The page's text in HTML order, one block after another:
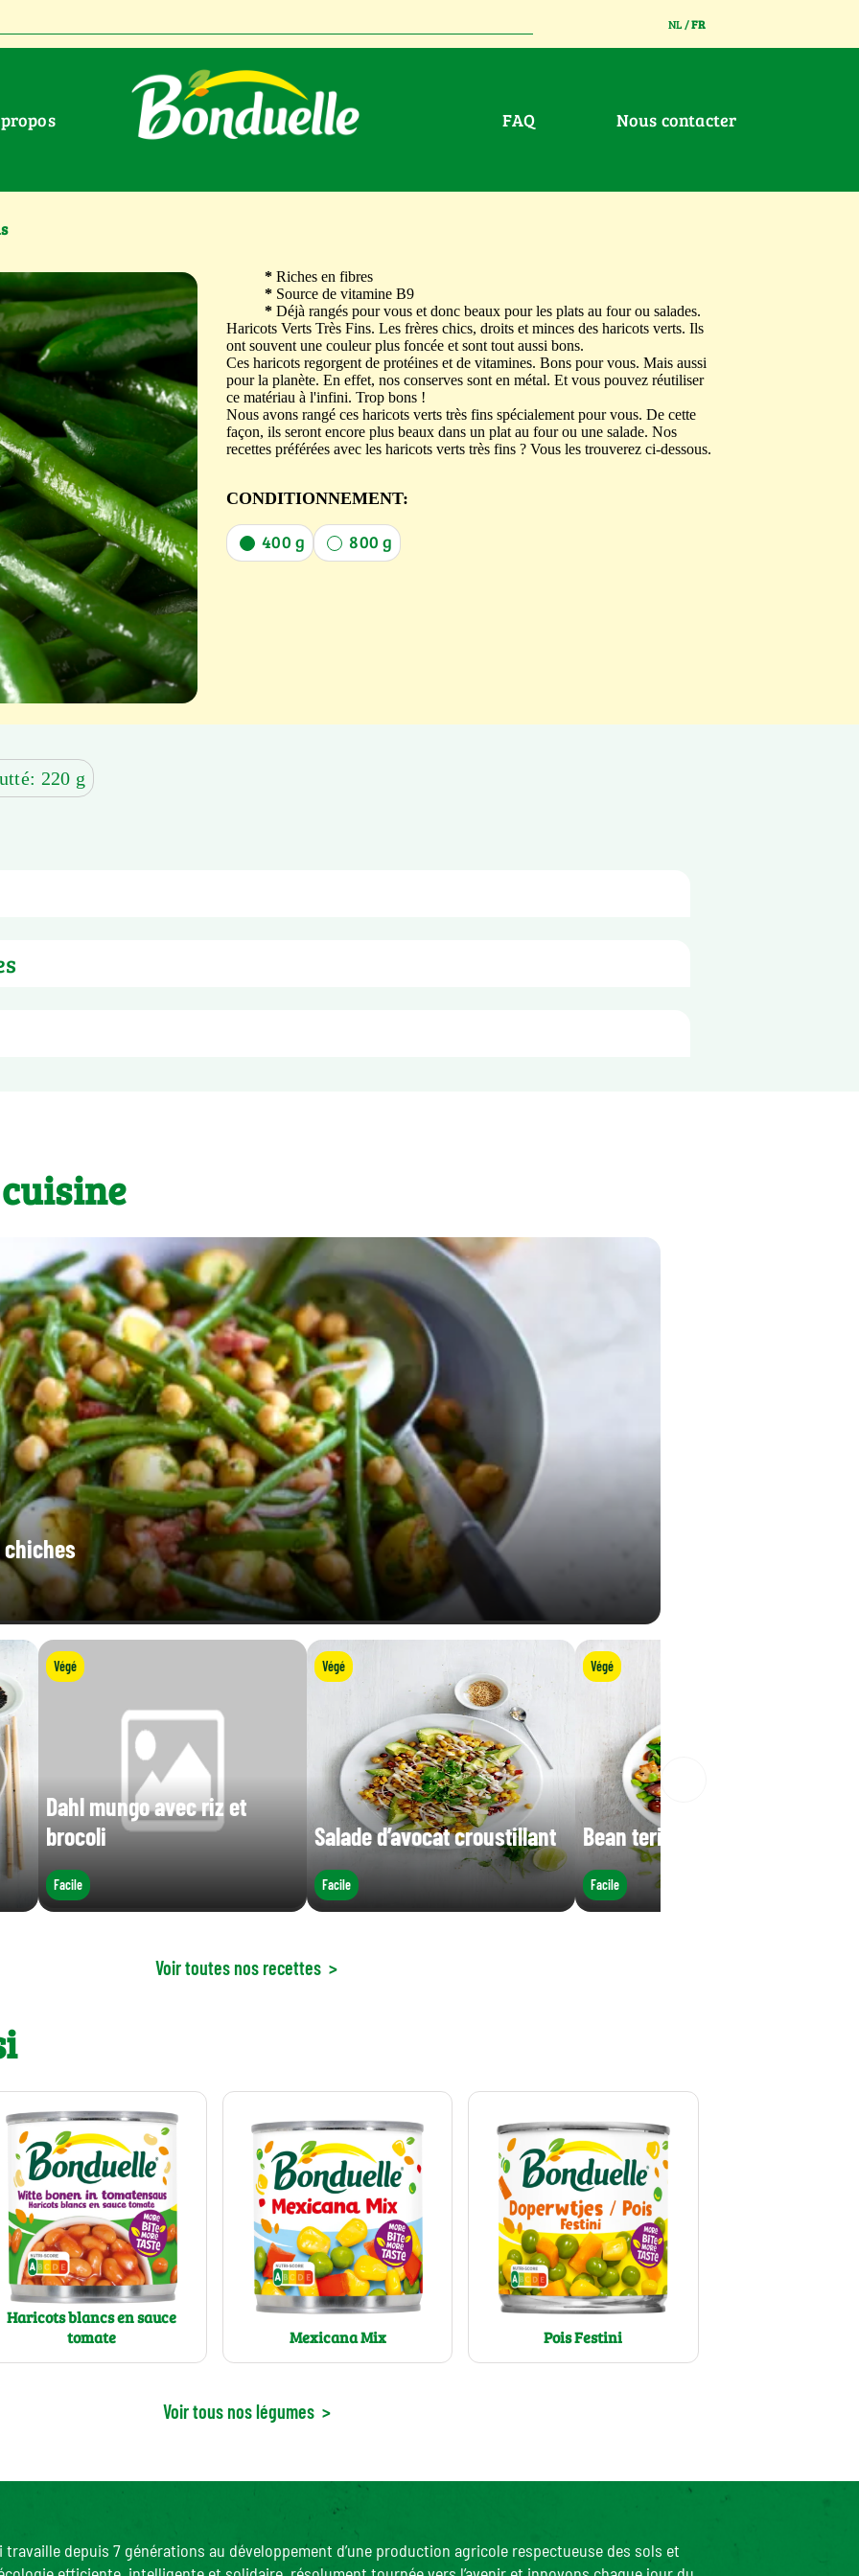
NL /FR
À propos FAQ Nous contacter
* Riches en fibres
* Source de vitamine B9
* Déjà rangés pour vous et donc beaux pour les plats au four ou salades.
Haricots Verts Très Fins. Les frères chics, droits et minces des haricots verts. Ils
ont souvent une couleur plus foncée et sont tout aussi bons.
Ces haricots regorgent de protéines et de vitamines. Bons pour vous. Mais aussi
pour la planète. En effet, nos conserves sont en métal. Et vous pouvez réutiliser
ce matériau à l'infini. Trop bons !
Nous avons rangé ces haricots verts très fins spécialement pour vous. De cette
façon, ils seront encore plus beaux dans un plat au four ou une salade. Nos
recettes préférées avec les haricots verts très fins ? Vous les trouverez ci-dessous.
CONDITIONNEMENT:
400 g 800 g
220 g
0,9 g
1,0 g
3,3 g
1,6 g
0,34 g
45 µg
chiches
Végé
Dahl mungo avec riz et
brocoli
Facile
Végé
Salade d’avocat croustillant
Facile
Végé
Bean teriyaki
Facile
Voir toutes nos recettes >
Haricots blancs en sauce
tomate
Mexicana Mix Pois Festini
Voir tous nos légumes >
depuis 7 générations au développement d’une production agricole respectueuse des sols et